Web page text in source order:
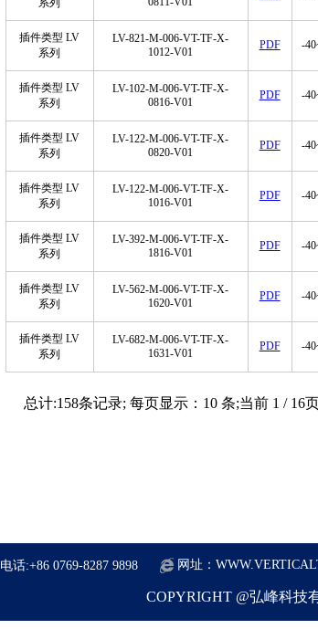
系列
插件类型 LV
系列
LV-821-M-006-VT-TF-X-
1012-V01
PDF -
插件类型 LV
系列
LV-102-M-006-VT-TF-X-
0816-V01
PDF -
插件类型 LV
系列
LV-122-M-006-VT-TF-X-
0820-V01
PDF -
插件类型 LV
系列
LV-122-M-006-VT-TF-X-
1016-V01
PDF -
插件类型 LV
系列
LV-392-M-006-VT-TF-X-
1816-V01
PDF -
插件类型 LV
系列
LV-562-M-006-VT-TF-X-
1620-V01
PDF -
插件类型 LV
系列
LV-682-M-006-VT-TF-X-
1631-V01
PDF -
总计:158条记录; 每页显示：10 条;当前 1 / 16
电话:+86 0769-8287 9898 网址：
COPYRIGHT @弘峰科技